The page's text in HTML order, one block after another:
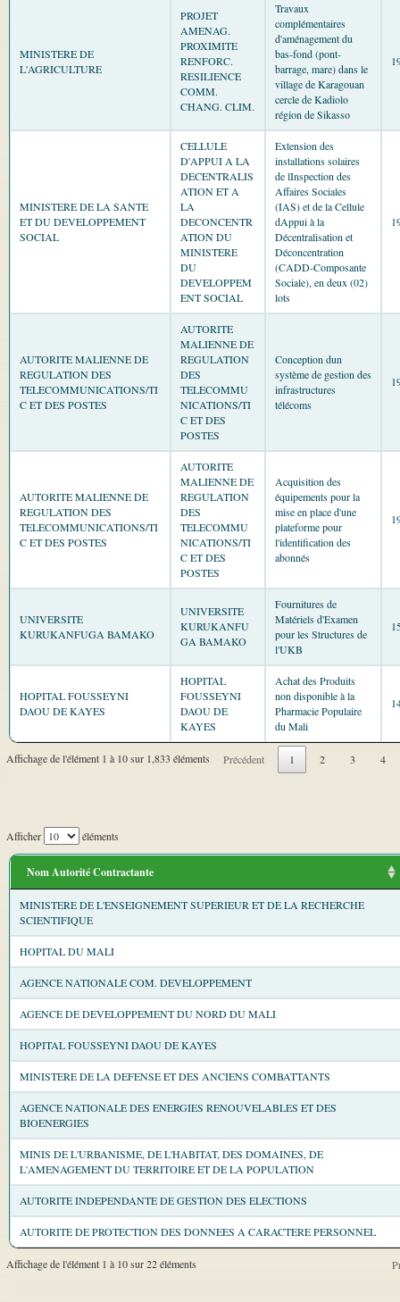
MINISTERE DE
L'AGRICULTURE
PROJET
AMENAG.
PROXIMITE
RENFORC.
RESILIENCE
COMM.
CHANG. CLIM.
Travaux
complémentaires
d'aménagement du
bas-fond (pont-
barrage, mare) dans le
village de Karagouan
cercle de Kadiolo
région de Sikasso
MINISTERE DE LA SANTE
ET DU DEVELOPPEMENT
SOCIAL
CELLULE
D'APPUI A LA
DECENTRALIS
ATION ET A
LA
DECONCENTR
ATION DU
MINISTERE
DU
DEVELOPPEM
ENT SOCIAL
Extension des
installations solaires
de lInspection des
Affaires Sociales
(IAS) et de la Cellule
dAppui à la
Décentralisation et
Déconcentration
(CADD-Composante
Sociale), en deux (02)
lots
AUTORITE MALIENNE DE
REGULATION DES
TELECOMMUNICATIONS/TI
C ET DES POSTES
AUTORITE
MALIENNE DE
REGULATION
DES
TELECOMMU
NICATIONS/TI
C ET DES
POSTES
Conception dun
système de gestion des
infrastructures
télécoms
AUTORITE MALIENNE DE
REGULATION DES
TELECOMMUNICATIONS/TI
C ET DES POSTES
AUTORITE
MALIENNE DE
REGULATION
DES
TELECOMMU
NICATIONS/TI
C ET DES
POSTES
Acquisition des
équipements pour la
mise en place d'une
plateforme pour
l'identification des
abonnés
UNIVERSITE
KURUKANFUGA BAMAKO
UNIVERSITE
KURUKANFU
GA BAMAKO
Fournitures de
Matériels d'Examen
pour les Structures de
l'UKB
HOPITAL FOUSSEYNI
DAOU DE KAYES
HOPITAL
FOUSSEYNI
DAOU DE
KAYES
Achat des Produits
non disponible à la
Pharmacie Populaire
du Mali
Affichage de l'élément 1 à 10 sur 1,833 éléments Précédent 1 2 3 4
Afficher éléments
Nom Autorité Contractante
MINISTERE DE L'ENSEIGNEMENT SUPERIEUR ET DE LA RECHERCHE
SCIENTIFIQUE
HOPITAL DU MALI
AGENCE NATIONALE COM. DEVELOPPEMENT
AGENCE DE DEVELOPPEMENT DU NORD DU MALI
HOPITAL FOUSSEYNI DAOU DE KAYES
MINISTERE DE LA DEFENSE ET DES ANCIENS COMBATTANTS
AGENCE NATIONALE DES ENERGIES RENOUVELABLES ET DES
BIOENERGIES
MINIS DE L'URBANISME, DE L'HABITAT, DES DOMAINES, DE
L'AMENAGEMENT DU TERRITOIRE ET DE LA POPULATION
AUTORITE INDEPENDANTE DE GESTION DES ELECTIONS
AUTORITE DE PROTECTION DES DONNEES A CARACTERE PERSONNEL
Affichage de l'élément 1 à 10 sur 22 éléments